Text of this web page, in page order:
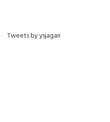
Tweets by ysjagan